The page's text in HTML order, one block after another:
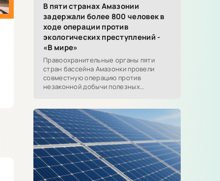
В пяти странах Амазонии
задержали более 800 человек в
ходе операции против
экологических преступлений -
«В мире»
Правоохранительные органы пяти
стран бассейна Амазонки провели
совместную операцию против
незаконной добычи полезных
топлива и